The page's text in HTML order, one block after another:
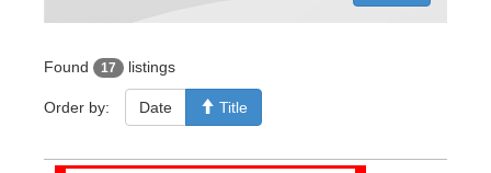
Found 17 listings
Order by: Date Title